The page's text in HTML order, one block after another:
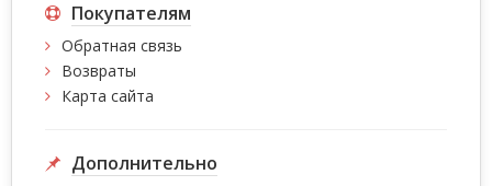
Покупателям
Обратная связь
Возвраты
Карта сайта
Дополнительно